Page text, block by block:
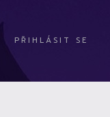
PŘIHLÁSIT SE